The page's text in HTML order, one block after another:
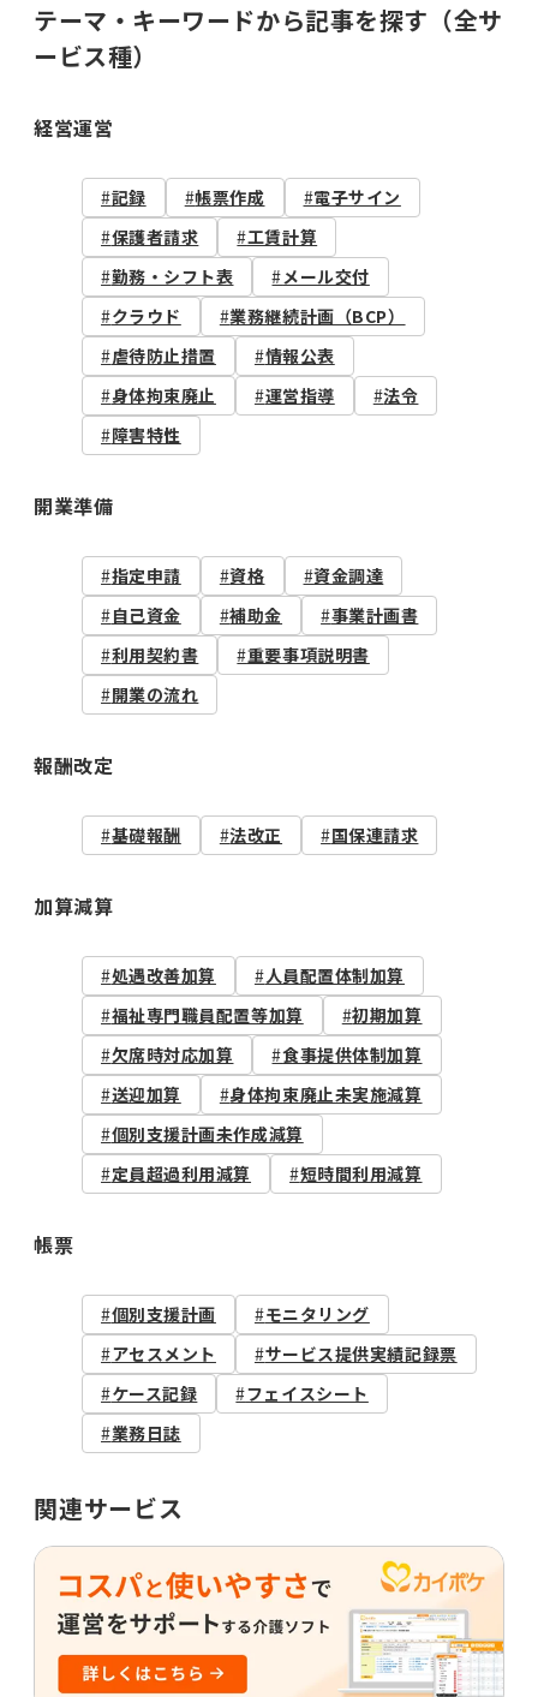
テーマ・キーワードから記事を探す（全サ
ービス種）
経営運営
記録 帳票作成
電子サイン
保護者請求
工賃計算
勤務・シフト表
メール交付
クラウド
業務継続計画（BCP）
虐待防止措置
情報公表
身体拘束廃止
運営指導
法令
障害特性
開業準備
指定申請 資格
資金調達
自己資金
補助金
事業計画書
利用契約書
重要事項説明書
開業の流れ
報酬改定
基礎報酬 法改正 国保連請求
加算減算
処遇改善加算
人員配置体制加算
福祉専門職員配置等加算
初期加算
欠席時対応加算
食事提供体制加算
送迎加算
身体拘束廃止未実施減算
個別支援計画未作成減算
定員超過利用減算
短時間利用減算
帳票
個別支援計画
モニタリング
アセスメント
サービス提供実績記録票
ケース記録
フェイスシート
業務日誌
関連サービス